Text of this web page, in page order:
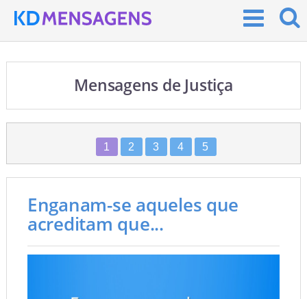
Mensagens de Justiça
1 2 3 4 5
Enganam-se aqueles que
acreditam que...